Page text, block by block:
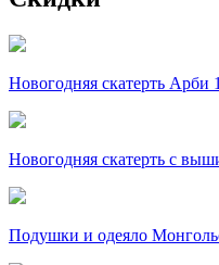
Новогодняя скатерть Арби
Новогодняя скатерть с
Подушки и одеяло